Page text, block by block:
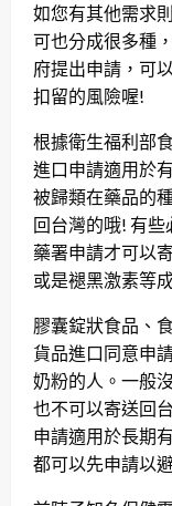
如您有其他需求
可也分成很多種
府提出申請，可
扣留的風險喔!
根據衛生福利部
進口申請適用於
被歸類在藥品的
回台灣的哦! 有
藥署申請才可以
或是褪黑激素等
膠囊錠狀食品、
貨品進口同意申
奶粉的人。一般
也不可以寄送回
申請適用於長期
都可以先申請以